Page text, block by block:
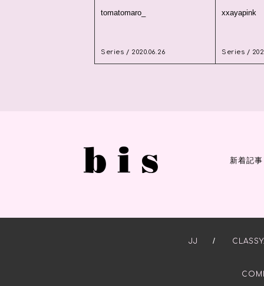
tomatomaro_
Series / 2020.06.26
xxayapink
Series /
新着記事
JJ /